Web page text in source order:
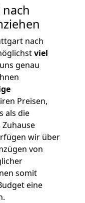
nach
viel
genau
Preisen,
als die
wir über
von
somit
eine